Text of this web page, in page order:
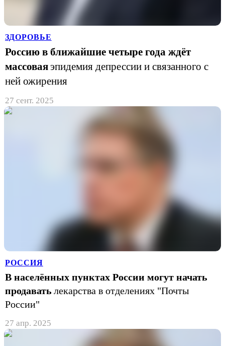
ЗДОРОВЬЕ
Россию в ближайшие четыре года ждёт
массовая эпидемия депрессии и связанного с
ней ожирения
27 сент. 2025
РОССИЯ
В населённых пунктах России могут начать
продавать лекарства в отделениях "Почты
России"
27 апр. 2025